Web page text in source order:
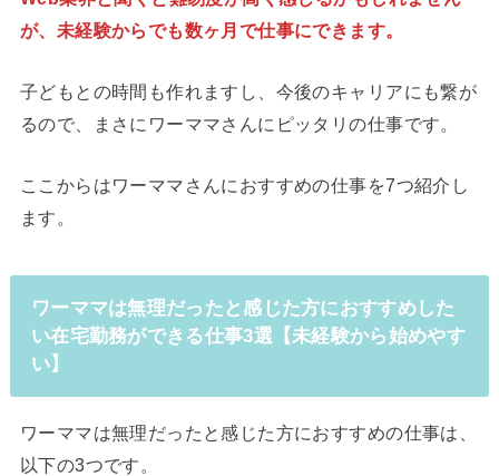
が、未経験からでも数ヶ月で仕事にできます。
子どもとの時間も作れますし、今後のキャリアにも繋が
るので、まさにワーママさんにピッタリの仕事です。
ここからはワーママさんにおすすめの仕事を7つ紹介し
ます。
ワーママは無理だったと感じた方におすすめした
い在宅勤務ができる仕事3選【未経験から始めやす
い】
ワーママは無理だったと感じた方におすすめの仕事は、
以下の3つです。